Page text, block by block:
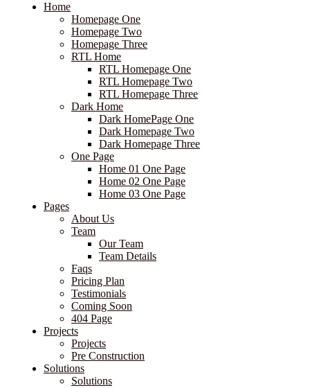
Home
Homepage One
Homepage Two
Homepage Three
RTL Home
RTL Homepage One
RTL Homepage Two
RTL Homepage Three
Dark Home
Dark HomePage One
Dark Homepage Two
Dark Homepage Three
One Page
Home 01 One Page
Home 02 One Page
Home 03 One Page
Pages
About Us
Team
Our Team
Team Details
Faqs
Pricing Plan
Testimonials
Coming Soon
404 Page
Projects
Projects
Pre Construction
Solutions
Solutions